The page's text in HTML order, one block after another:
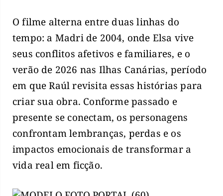
O filme alterna entre duas linhas do
tempo: a Madri de 2004, onde Elsa vive
seus conflitos afetivos e familiares, e o
verão de 2026 nas Ilhas Canárias, período
em que Raúl revisita essas histórias para
criar sua obra. Conforme passado e
presente se conectam, os personagens
confrontam lembranças, perdas e os
impactos emocionais de transformar a
vida real em ficção.